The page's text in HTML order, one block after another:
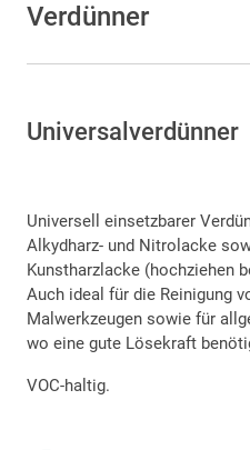
Verdünner
Universalverdünner
Universell einsetzbarer
Alkydharz- und Nitrolacke
Kunstharzlacke (hochziehen
Auch ideal für die Reinigung
Malwerkzeugen sowie für
wo eine gute Lösekraft
VOC-haltig.